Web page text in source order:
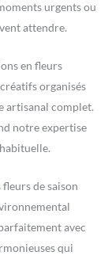
urgents ou
attendre.
en fleurs
organisés
artisanal complet.
notre expertise
de saison
avec
qui